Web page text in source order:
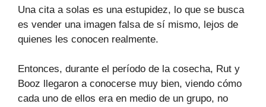
Una cita a solas es una estupidez, lo que se busca
es vender una imagen falsa de sí mismo, lejos de
quienes les conocen realmente.
Entonces, durante el período de la cosecha, Rut y
Booz llegaron a conocerse muy bien, viendo cómo
cada uno de ellos era en medio de un grupo, no